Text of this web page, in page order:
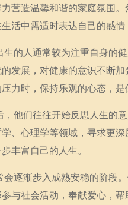
营造温馨和谐的家庭氛围
活中需适时表达自己的感情
的人通常较为注重自身的
发展，对健康的意识不断
力时，保持乐观的心态，是
他们往往开始反思人生的
、心理学等领域，寻求更
丰富自己的人生。
逐渐步入成熟安稳的阶段
与社会活动，奉献爱心，